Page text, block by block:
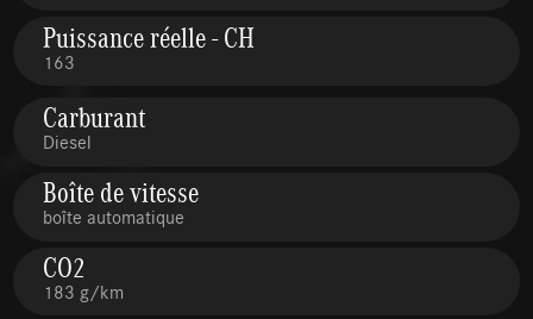
Puissance réelle - CH
163
Carburant
Diesel
Boîte de vitesse
boîte automatique
CO2
183 g/km